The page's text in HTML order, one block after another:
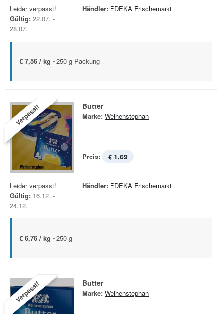
Leider verpasst!
Gültig: 22.07. -
28.07.
Händler: EDEKA Frischemarkt
€ 7,56 / kg - 250 g Packung
Verpasst! Butter
Marke: Weihenstephan
Preis: € 1,69
Leider verpasst!
Gültig: 16.12. -
24.12.
Händler: EDEKA Frischemarkt
€ 6,76 / kg - 250 g
Verpasst! Butter
Marke: Weihenstephan